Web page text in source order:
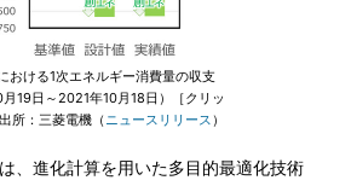
おける1次エネルギー消費量の収支
月19日～2021年10月18日）［クリッ
所：三菱電機（ニュースリリース）
、進化計算を用いた多目的最適化技術